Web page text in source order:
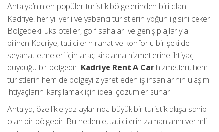
Antalya’nın en popüler turistik bölgelerinden biri olan
Kadriye, her yıl yerli ve yabancı turistlerin yoğun ilgisini çeker.
Bölgedeki lüks oteller, golf sahaları ve geniş plajlarıyla
bilinen Kadriye, tatilcilerin rahat ve konforlu bir şekilde
seyahat etmeleri için araç kiralama hizmetlerine ihtiyaç
duyduğu bir bölgedir. Kadriye Rent A Car hizmetleri, hem
turistlerin hem de bölgeyi ziyaret eden iş insanlarının ulaşım
ihtiyaçlarını karşılamak için ideal çözümler sunar.
Antalya, özellikle yaz aylarında büyük bir turistik akışa sahip
olan bir bölgedir. Bu nedenle, tatilcilerin zamanlarını verimli